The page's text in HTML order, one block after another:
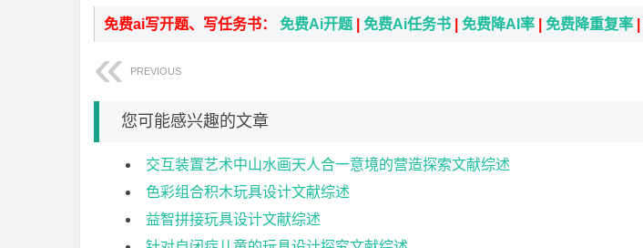
免费ai写开题、写任务书： 免费Ai开题 免费Ai任务书 免费降AI率 免费降重复率
PREVIOUS
您可能感兴趣的文章
交互装置艺术中山水画天人合一意境的营造探索文献综述
色彩组合积木玩具设计文献综述
益智拼接玩具设计文献综述